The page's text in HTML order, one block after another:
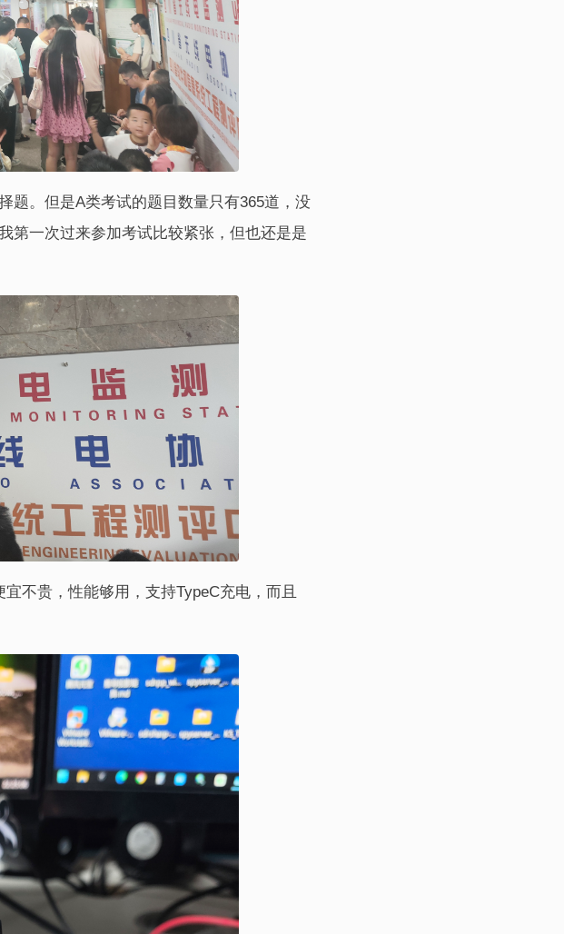
题。但是A类考试的题目数量只有365道，没
第一次过来参加考试比较紧张，但也还是是
不贵，性能够用，支持TypeC充电，而且